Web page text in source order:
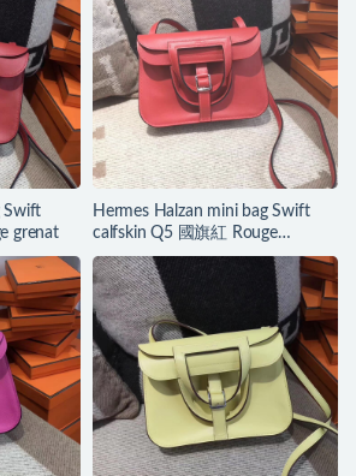
Swift
grenat
Hermes Halzan mini bag Swift
calfskin Q5 國旗紅 Rouge
casaque